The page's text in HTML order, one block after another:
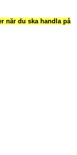
när du ska handla på